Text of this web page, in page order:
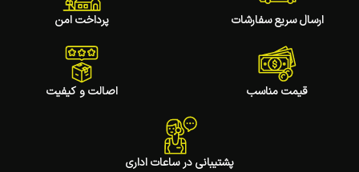
ارسال سریع سفارشات پرداخت امن
قیمت مناسب اصالت و کیفیت
پشتیبانی در ساعات اداری